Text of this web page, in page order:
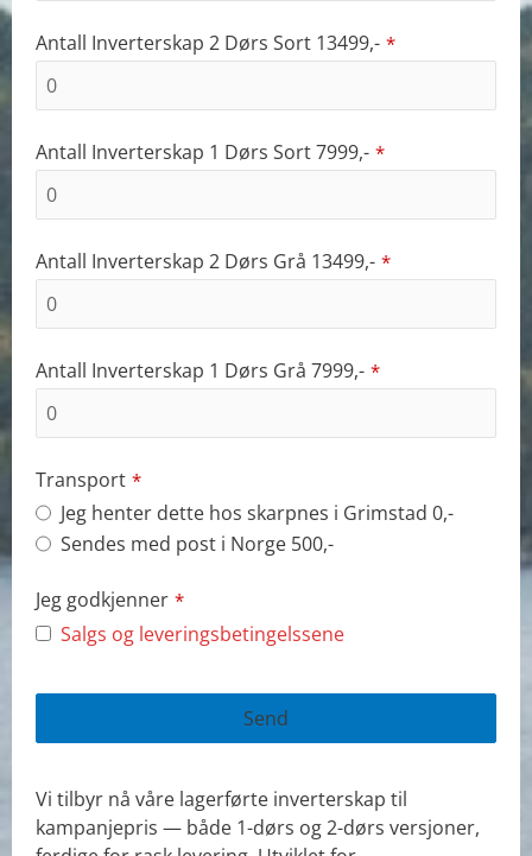
Antall Inverterskap 2 Dørs Sort 13499,- *
Antall Inverterskap 1 Dørs Sort 7999,- *
Antall Inverterskap 2 Dørs Grå 13499,- *
Antall Inverterskap 1 Dørs Grå 7999,- *
Transport *
Jeg henter dette hos skarpnes i Grimstad 0,-
Sendes med post i Norge 500,-
Jeg godkjenner *
Salgs og leveringsbetingelssene
Send
field
should
Vi tilbyr nå våre lagerførte inverterskap til
kampanjepris — både 1-dørs og 2-dørs versjoner,